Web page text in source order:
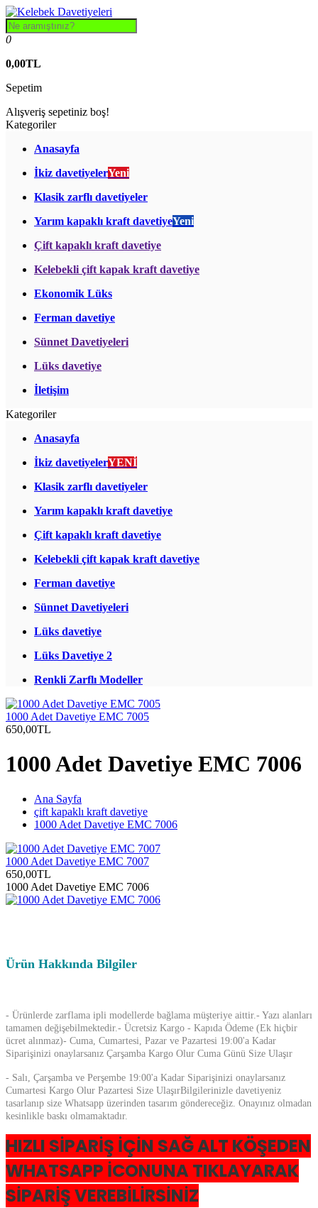
0
0,00TL
Sepetim
Alışveriş sepetiniz boş!
Kategoriler
Anasayfa
İkiz davetiyelerYeni
Klasik zarflı davetiyeler
Yarım kapaklı kraft davetiyeYeni
Çift kapaklı kraft davetiye
Kelebekli çift kapak kraft davetiye
Ekonomik Lüks
Ferman davetiye
Sünnet Davetiyeleri
Lüks davetiye
İletişim
Kategoriler
Anasayfa
İkiz davetiyelerYENİ
Klasik zarflı davetiyeler
Yarım kapaklı kraft davetiye
Çift kapaklı kraft davetiye
Kelebekli çift kapak kraft davetiye
Ferman davetiye
Sünnet Davetiyeleri
Lüks davetiye
Lüks Davetiye 2
Renkli Zarflı Modeller
1000 Adet Davetiye EMC 7005
650,00TL
1000 Adet Davetiye EMC 7006
Ana Sayfa
çift kapaklı kraft davetiye
1000 Adet Davetiye EMC 7006
1000 Adet Davetiye EMC 7007
650,00TL
1000 Adet Davetiye EMC 7006
Ürün Hakkında Bilgiler
- Ürünlerde zarflama ipli modellerde bağlama müşteriye aittir.- Yazı alanları
tamamen değişebilmektedir.- Ücretsiz Kargo - Kapıda Ödeme (Ek hiçbir
ücret alınmaz)- Cuma, Cumartesi, Pazar ve Pazartesi 19:00'a Kadar
Siparişinizi onaylarsanız Çarşamba Kargo Olur Cuma Günü Size Ulaşır
- Salı, Çarşamba ve Perşembe 19:00'a Kadar Siparişinizi onaylarsanız
Cumartesi Kargo Olur Pazartesi Size UlaşırBilgilerinizle davetiyeniz
tasarlanıp size Whatsapp üzerinden tasarım göndereceğiz. Onayınız olmadan
kesinlikle baskı olmamaktadır.
HIZLI SİPARİŞ İÇİN SAĞ ALT KÖŞEDEN
WHATSAPP İCONUNA TIKLAYARAK
SİPARİŞ VEREBİLİRSİNİZ